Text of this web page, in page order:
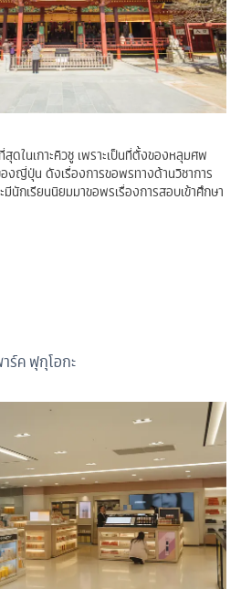
ดในเกาะคิวชู เพราะเป็นที่ตั้งของหลุมศพ
ญี่ปุ่น ดังเรื่องการขอพรทางด้านวิชาการ
นักเรียนนิยมมาขอพรเรื่องการสอบเข้าศึกษา
ร์ค ฟุกุโอกะ